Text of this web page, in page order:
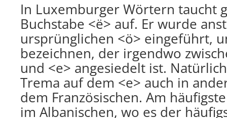
In Luxemburger Wörtern taucht
Buchstabe <ë> auf. Er wurde
ursprünglichen <ö> eingeführt,
bezeichnen, der irgendwo
und <e> angesiedelt ist.
Trema auf dem <e> auch in
dem Französischen. Am
im Albanischen, wo es der